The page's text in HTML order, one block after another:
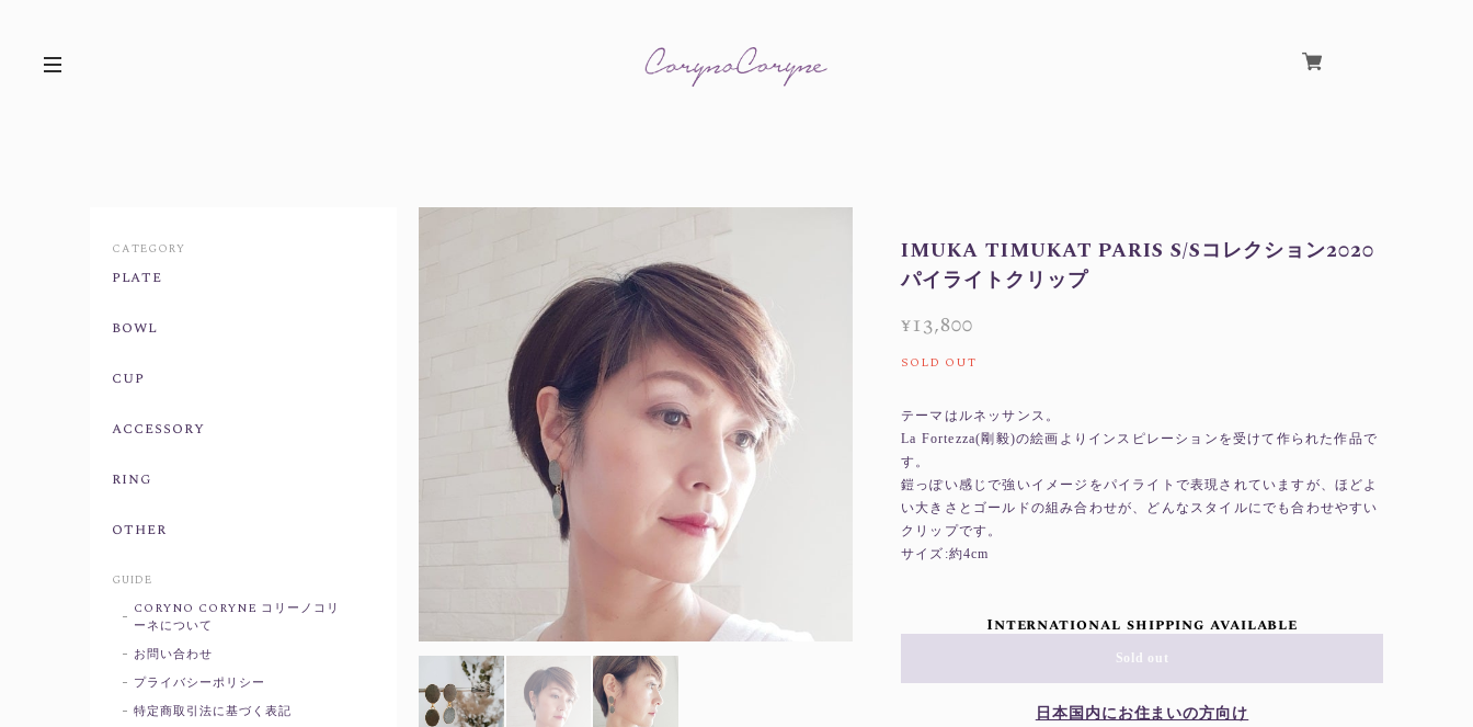
IMUKA TIMUKAT PARIS S/Sコレクション2020
パイライトクリップ
¥13,800
SOLD OUT
テーマはルネッサンス。
La Fortezza(剛毅)の絵画よりインスピレーションを受けて作られた作品で
す。
鎧っぽい感じで強いイメージをパイライトで表現されていますが、ほどよ
い大きさとゴールドの組み合わせが、どんなスタイルにでも合わせやすい
クリップです。
サイズ:約4cm
International shipping available
Sold out
日本国内にお住まいの方向け
CATEGORY
plate
bowl
cup
accessory
ring
other
GUIDE
CORYNO CORYNE コリーノコリ
ーネについて
お問い合わせ
プライバシーポリシー
特定商取引法に基づく表記